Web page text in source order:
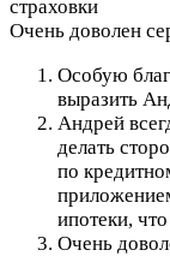
страховки
Очень доволен
Особую
выразить
Андрей
делать
по
ипотеки,
Очень